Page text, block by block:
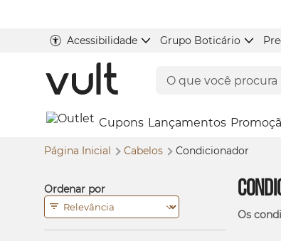
Acessibilidade Grupo Boticário
Cupons Lançamentos
Página Inicial Cabelos Condicionador
Os
Ordenar por